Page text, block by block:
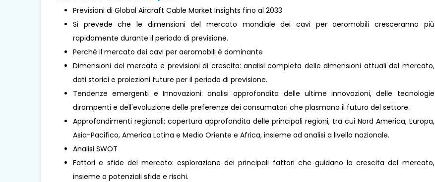
Previsioni di Global Aircraft Cable Market Insights fino al 2033
Si prevede che le dimensioni del mercato mondiale dei cavi per aeromobili cresceranno più
rapidamente durante il periodo di previsione.
Perché il mercato dei cavi per aeromobili è dominante
Dimensioni del mercato e previsioni di crescita: analisi completa delle dimensioni attuali del mercato,
dati storici e proiezioni future per il periodo di previsione.
Tendenze emergenti e Innovazioni: analisi approfondita delle ultime innovazioni, delle tecnologie
dirompenti e dell'evoluzione delle preferenze dei consumatori che plasmano il futuro del settore.
Approfondimenti regionali: copertura approfondita delle principali regioni, tra cui Nord America, Europa,
Asia-Pacifico, America Latina e Medio Oriente e Africa, insieme ad analisi a livello nazionale.
Analisi SWOT
Fattori e sfide del mercato: esplorazione dei principali fattori che guidano la crescita del mercato,
insieme a potenziali sfide e rischi.